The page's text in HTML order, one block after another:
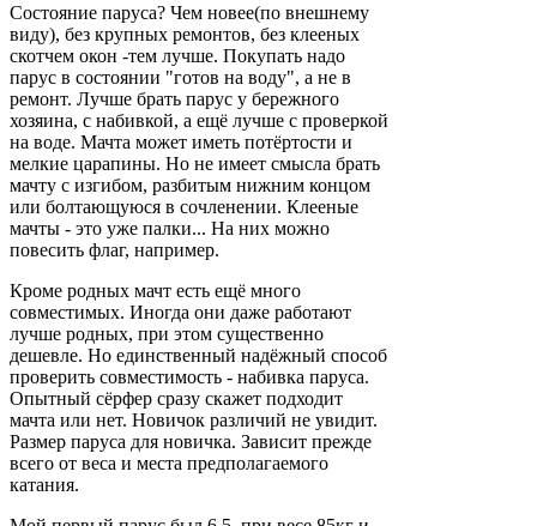
Состояние паруса? Чем новее(по внешнему
виду), без крупных ремонтов, без клееных
скотчем окон -тем лучше. Покупать надо
парус в состоянии "готов на воду", а не в
ремонт. Лучше брать парус у бережного
хозяина, с набивкой, а ещё лучше с проверкой
на воде. Мачта может иметь потёртости и
мелкие царапины. Но не имеет смысла брать
мачту с изгибом, разбитым нижним концом
или болтающуюся в сочленении. Клееные
мачты - это уже палки... На них можно
повесить флаг, например.
Кроме родных мачт есть ещё много
совместимых. Иногда они даже работают
лучше родных, при этом существенно
дешевле. Но единственный надёжный способ
проверить совместимость - набивка паруса.
Опытный сёрфер сразу скажет подходит
мачта или нет. Новичок различий не увидит.
Размер паруса для новичка. Зависит прежде
всего от веса и места предполагаемого
катания.